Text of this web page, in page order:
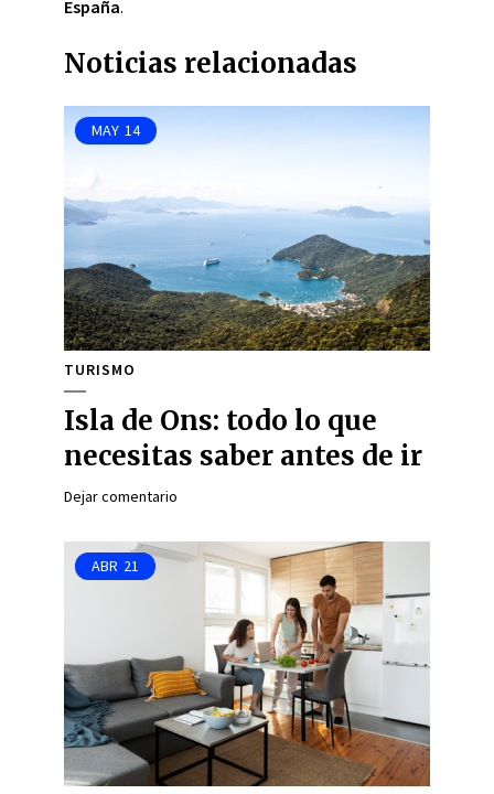
España.
Noticias relacionadas
MAY 14
TURISMO
Isla de Ons: todo lo que
necesitas saber antes de ir
Dejar comentario
ABR 21